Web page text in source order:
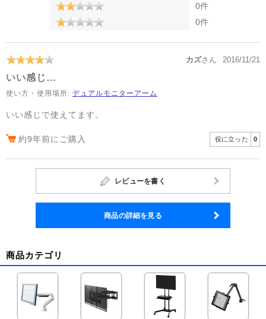
0件
0件
カズさん 2016/11/21
いい感じ…
使い方・使用場所: デュアルモニターアーム
いい感じで使えてます。
約9年前にご購入 役に立った 0
レビューを書く
商品の詳細を見る
商品カテゴリ